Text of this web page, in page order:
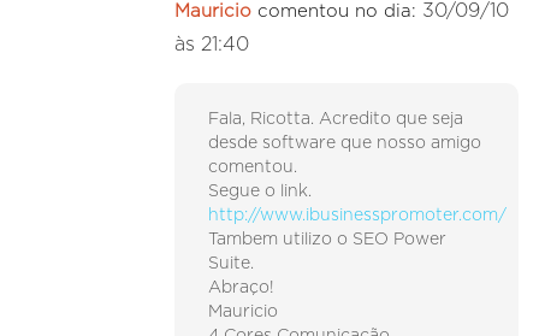
Mauricio comentou no dia: 30/09/10
às 21:40
Fala, Ricotta. Acredito que seja
desde software que nosso amigo
comentou.
Segue o link.
http://www.ibusinesspromoter.com/
Tambem utilizo o SEO Power
Suite.
Abraço!
Mauricio